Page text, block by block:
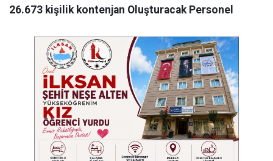
26.673 kişilik kontenjan Oluşturacak Personel